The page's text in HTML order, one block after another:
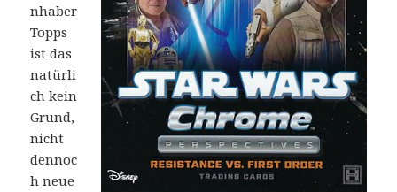
nhaber
Topps
ist das
natürli
ch kein
Grund,
nicht
dennoc
h neue